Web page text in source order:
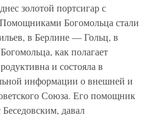
золотой портсигар с
Богомольца стали
в Берлине — Гольц, в
как полагает
и состояла в
информации о внешней и
Союза. Его помощник
давал